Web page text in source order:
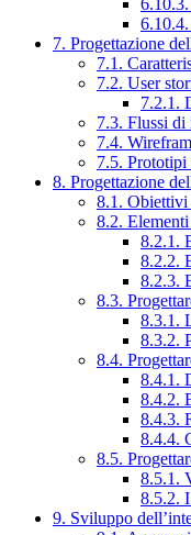
7. Progettazione
7.1.
7.2. User
7.2.1.
7.3. Flussi di
7.4.
7.5.
8. Progettazione
8.1. Obiettivi
8.2.
8.2.1.
8.2.2.
8.2.3.
8.3.
8.3.1.
8.3.2.
8.4.
8.4.1.
8.4.2.
8.4.3.
8.4.4.
8.5.
8.5.1.
8.5.2.
9. Sviluppo